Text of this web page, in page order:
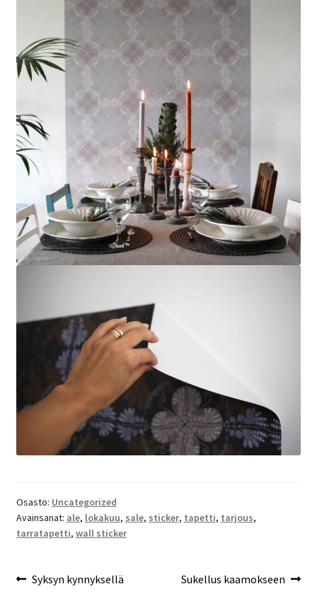
Osasto: Uncategorized
Avainsanat: ale, lokakuu, sale, sticker, tapetti, tarjous,
tarratapetti, wall sticker
Artikkelien
Edellinen
Syksyn kynnyksellä
Seuraava
Sukellus kaamokseen